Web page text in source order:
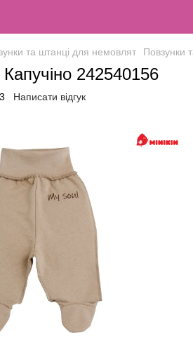
та штанці для немовлят Повзунки
242540156
Написати відгук